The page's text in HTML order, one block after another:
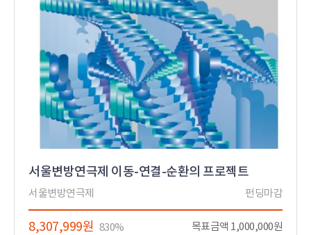
서울변방연극제 이동-연결-순환의 프로젝트
서울변방연극제 펀딩마감
8,307,999원 830% 목표금액 1,000,000원